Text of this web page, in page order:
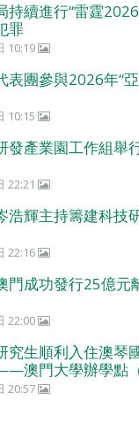
持續進行“雷霆
罪
10:19
表團參與2026年“
10:15
發產業園工作組舉
22:21
浩輝主持籌建科技
22:16
門成功發行25億元
22:00
究生順利入住澳琴
澳門大學辦學點（
20:57